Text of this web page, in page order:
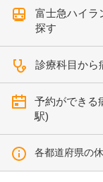
富士急ハイラ
探す
診療科目から
予約ができる
駅)
各都道府県の